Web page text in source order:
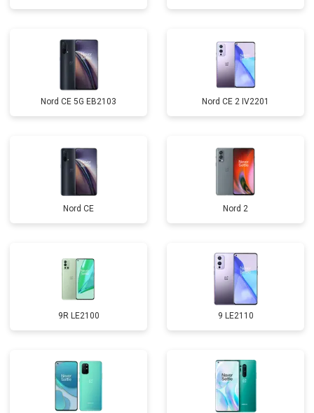
Nord CE 5G EB2103 Nord CE 2 IV2201
Nord CE Nord 2
9R LE2100 9 LE2110